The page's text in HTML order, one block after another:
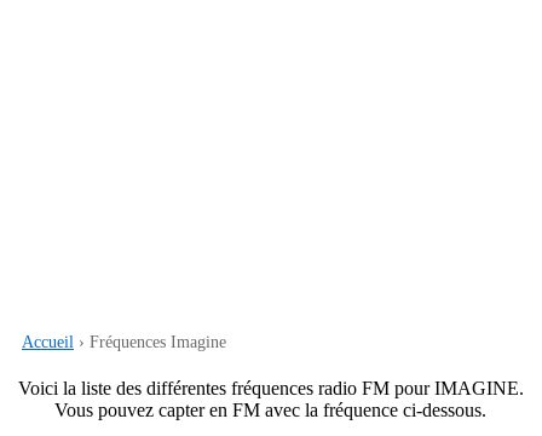
Accueil › Fréquences Imagine
Voici la liste des différentes fréquences radio FM pour IMAGINE.
Vous pouvez capter en FM avec la fréquence ci-dessous.